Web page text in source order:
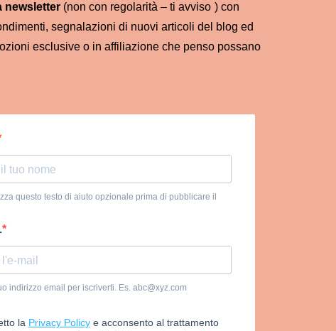
newsletter(non con regolarità – ti avviso ) con
segnalazioni di nuovi articoli del blog ed
esclusive o in affiliazione che penso possano
questo testo di aiuto opzionale prima di pubblicare il
indirizzo email per iscriverti. Es. abc@xyz.com
la Privacy Policye acconsento al trattamento